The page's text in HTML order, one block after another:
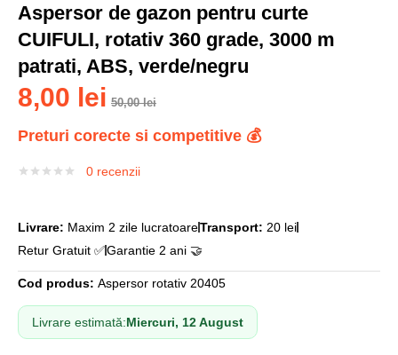
Aspersor de gazon pentru curte
CUIFULI, rotativ 360 grade, 3000 m
patrati, ABS, verde/negru
8,00 lei 50,00lei
Preturi corecte si competitive 💰
0 recenzii
Livrare: Maxim 2 zile lucratoareTransport: 20 lei
Retur Gratuit ✅Garantie 2 ani 🤝
Cod produs: Aspersor rotativ 20405
Livrare estimată:Miercuri, 12 August